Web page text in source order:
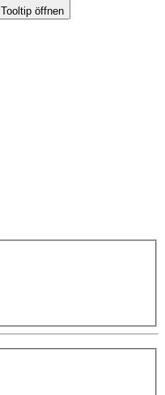
Tooltip öffnen